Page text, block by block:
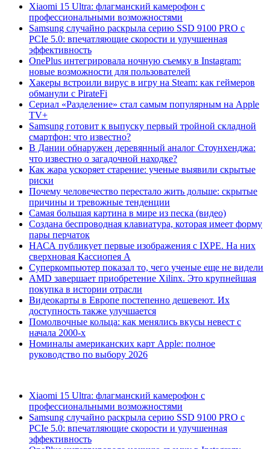
Xiaomi 15 Ultra: флагманский камерофон с
профессиональными возможностями
Samsung случайно раскрыла серию SSD 9100 PRO с
PCIe 5.0: впечатляющие скорости и улучшенная
эффективность
OnePlus интегрировала ночную съемку в Instagram:
новые возможности для пользователей
Хакеры встроили вирус в игру на Steam: как геймеров
обманули с PirateFi
Сериал «Разделение» стал самым популярным на Apple
TV+
Samsung готовит к выпуску первый тройной складной
смартфон: что известно?
В Дании обнаружен деревянный аналог Стоунхенджа:
что известно о загадочной находке?
Как жара ускоряет старение: ученые выявили скрытые
риски
Почему человечество перестало жить дольше: скрытые
причины и тревожные тенденции
Самая большая картина в мире из песка (видео)
Создана беспроводная клавиатура, которая имеет форму
пары перчаток
НАСА публикует первые изображения с IXPE. На них
сверхновая Кассиопея А
Суперкомпьютер показал то, чего ученые еще не видели
AMD завершает приобретение Xilinx. Это крупнейшая
покупка в истории отрасли
Видеокарты в Европе постепенно дешевеют. Их
доступность также улучшается
Помолвочные кольца: как менялись вкусы невест с
начала 2000-х
Номиналы американских карт Apple: полное
руководство по выбору 2026
Xiaomi 15 Ultra: флагманский камерофон с
профессиональными возможностями
Samsung случайно раскрыла серию SSD 9100 PRO с
PCIe 5.0: впечатляющие скорости и улучшенная
эффективность